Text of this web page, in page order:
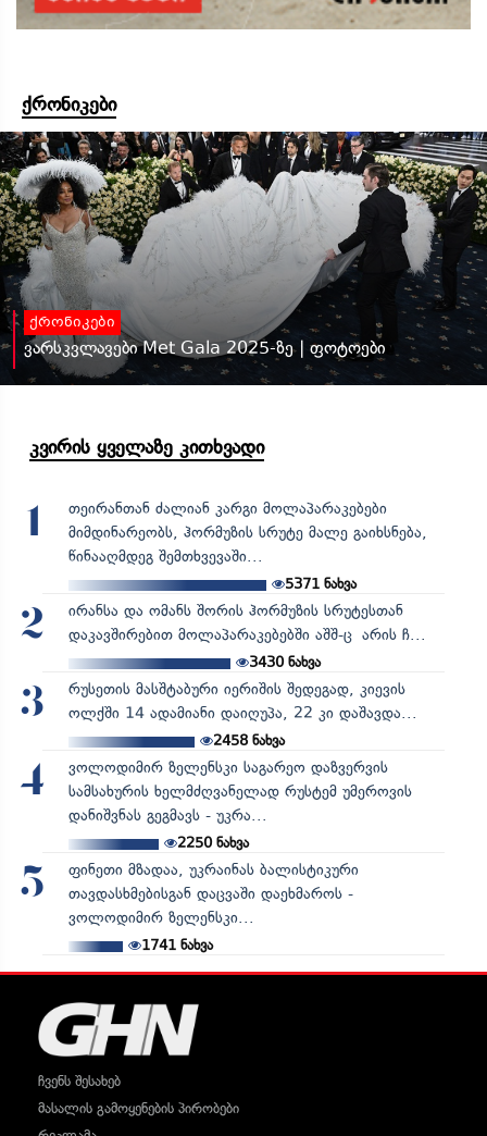
ქრონიკები
ქრონიკები
ვარსკვლავები Met Gala 2025-ზე | ფოტოები
კვირის ყველაზე კითხვადი
1
თეირანთან ძალიან კარგი მოლაპარაკებები
მიმდინარეობს, ჰორმუზის სრუტე მალე გაიხსნება,
წინააღმდეგ შემთხვევაში...
5371 ნახვა
2
ირანსა და ომანს შორის ჰორმუზის სრუტესთან
დაკავშირებით მოლაპარაკებებში აშშ-ც არის ჩ...
3430ნახვა
3
რუსეთის მასშტაბური იერიშის შედეგად, კიევის
ოლქში 14 ადამიანი დაიღუპა, 22 კი დაშავდა...
2458ნახვა
4
ვოლოდიმირ ზელენსკი საგარეო დაზვერვის
სამსახურის ხელმძღვანელად რუსტემ უმეროვის
დანიშვნას გეგმავს - უკრა...
2250ნახვა
5
ფინეთი მზადაა, უკრაინას ბალისტიკური
თავდასხმებისგან დაცვაში დაეხმაროს -
ვოლოდიმირ ზელენსკი...
1741ნახვა
ჩვენს შესახებ
მასალის გამოყენების პირობები